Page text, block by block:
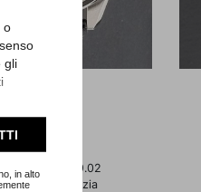
o
gli
in alto
Classico
Referenza 11349.02
e Garanzia